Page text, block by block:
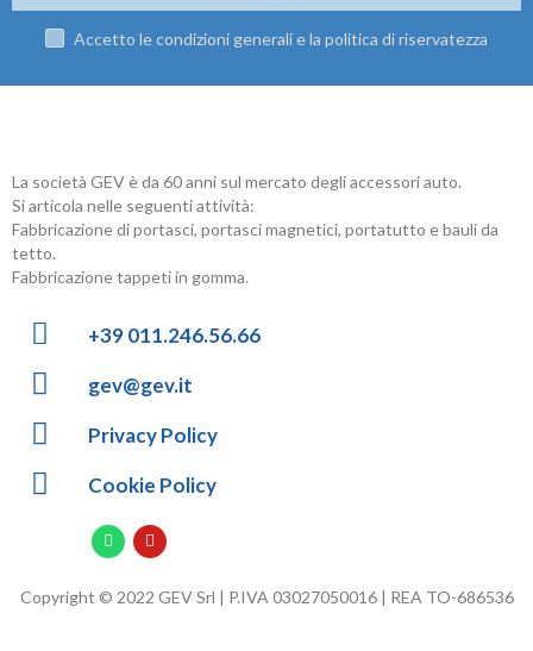
Accetto le condizioni generali e la politica di riservatezza
La società GEV è da 60 anni sul mercato degli accessori auto.
Si articola nelle seguenti attività:
Fabbricazione di portasci, portasci magnetici, portatutto e bauli da
tetto.
Fabbricazione tappeti in gomma.
+39 011.246.56.66
gev@gev.it
Privacy Policy
Cookie Policy
Copyright © 2022 GEV Srl | P.IVA 03027050016 | REA TO-686536